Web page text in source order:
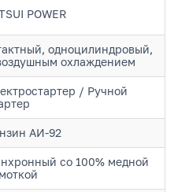
POWER
одноцилиндровый,
охлаждением
/ Ручной
АИ-92
со 100% медной